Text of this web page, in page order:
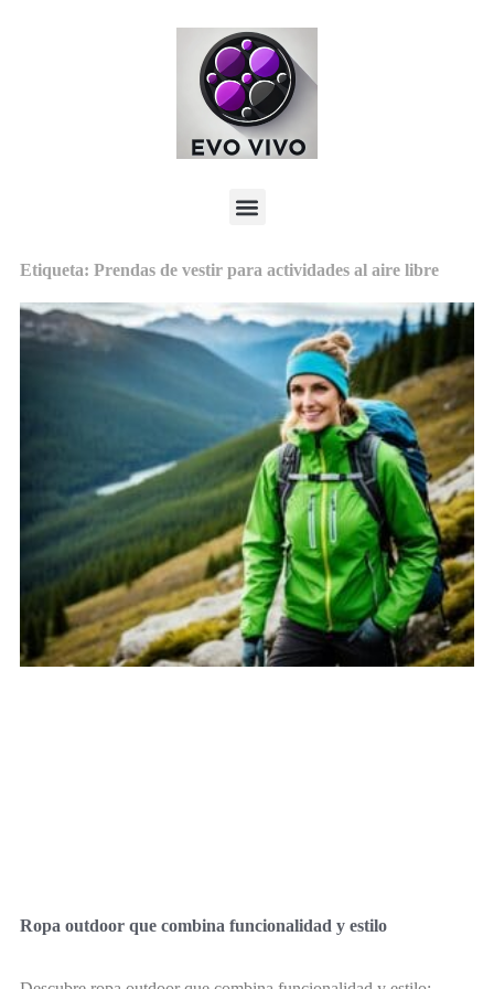
Etiqueta: Prendas de vestir para actividades al aire libre
Ropa outdoor que combina funcionalidad y estilo